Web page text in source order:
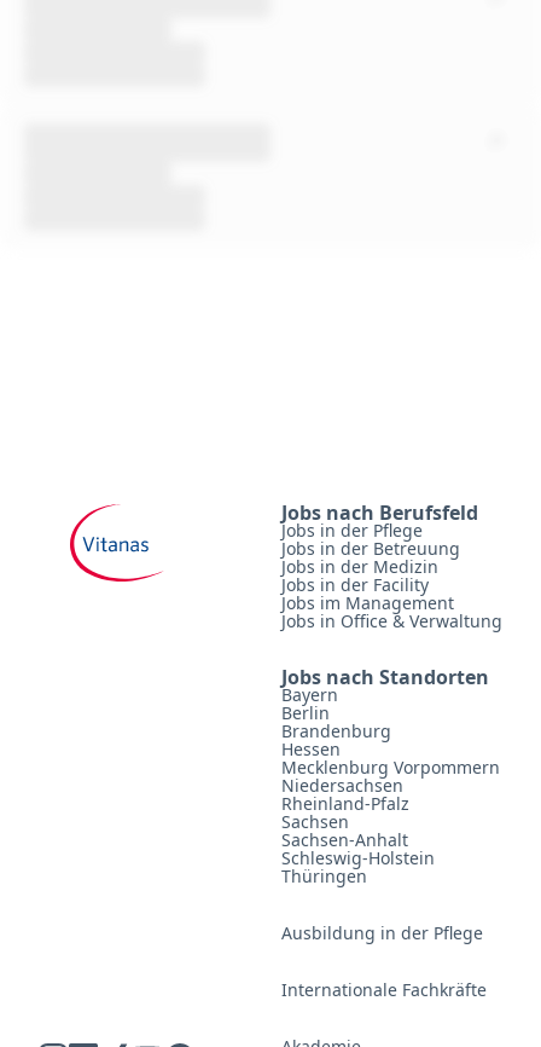
Jobs nach Berufsfeld
Jobs in der Pflege
Jobs in der Betreuung
Jobs in der Medizin
Jobs in der Facility
Jobs im Management
Jobs in Office & Verwaltung
Jobs nach Standorten
Bayern
Berlin
Brandenburg
Hessen
Mecklenburg Vorpommern
Niedersachsen
Rheinland-Pfalz
Sachsen
Sachsen-Anhalt
Schleswig-Holstein
Thüringen
Ausbildung in der Pflege
Internationale Fachkräfte